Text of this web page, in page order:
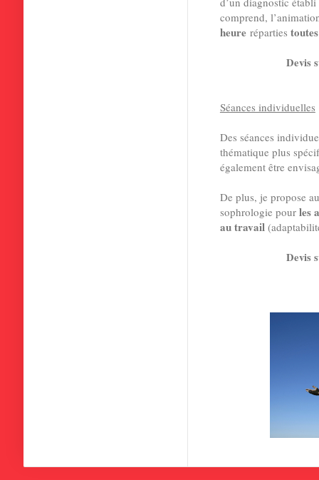
comprend,
heure réparties
Devis
Séances individuelles
Des séances
thématique plus
également être
De plus, je propose
sophrologie pour les
au travail
Devis